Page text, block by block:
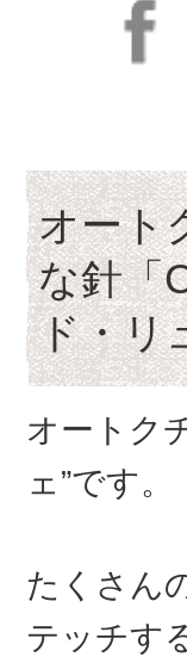
オート
な針「
ド・リ
オートク
ェ”です。
たくさん
テッチす